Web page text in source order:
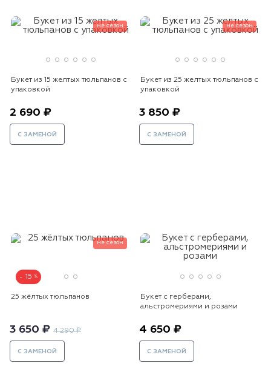
не сезон
Букет из 15 желтых тюльпанов с
упаковкой
2 690 ₽
С ЗАМЕНОЙ
не сезон
Букет из 25 желтых тюльпанов с
упаковкой
3 850 ₽
С ЗАМЕНОЙ
15
не сезон
25 жёлтых тюльпанов
3 650 ₽ 4 290 ₽
С ЗАМЕНОЙ
Букет с герберами,
альстромериями и розами
4 650 ₽
С ЗАМЕНОЙ